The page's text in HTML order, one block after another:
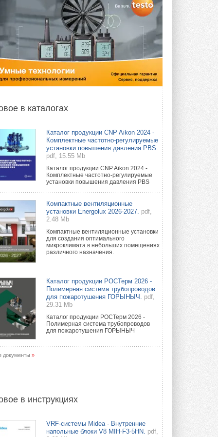
в каталогах
Каталог продукции CNP Aikon 2024 -
Комплектные частотно-регулируемые
установки повышения давления PBS.
pdf, 15.55 Mb
Каталог продукции CNP Aikon 2024 -
Комплектные частотно-регулируемые
установки повышения давления PBS
Компактные вентиляционные
установки Energolux 2026-2027. pdf,
2.48 Mb
Компактные вентиляционные установки
для создания оптимального
микроклимата в небольших помещениях
различного назначения.
Каталог продукции РОСТерм 2026 -
Полимерная система трубопроводов
для пожаротушения ГОРЫНЫЧ.
pdf,
29.31 Mb
Каталог продукции РОСТерм 2026 -
Полимерная система трубопроводов
для пожаротушения ГОРЫНЫЧ
документы »
в инструкциях
VRF-системы Midea - Внутренние
напольные блоки V8 MIH-F3-5HN. pdf,